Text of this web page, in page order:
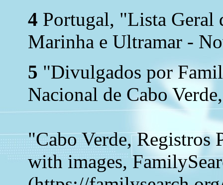
4 Portugal, "Lista Geral
Marinha e Ultramar -
5 "Divulgados por
Nacional de Cabo
"Cabo Verde, Registros
with images,